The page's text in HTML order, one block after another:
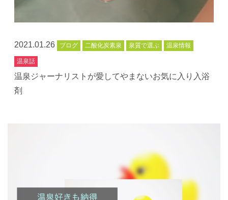
2021.01.26 ブログ 二酸化炭素泉 泉質で選ぶ 温泉情報
温泉話
温泉ジャーナリストが愛してやまないお気に入り入浴
剤